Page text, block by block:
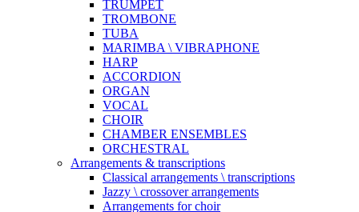
TRUMPET
TROMBONE
TUBA
MARIMBA \ VIBRAPHONE
HARP
ACCORDION
ORGAN
VOCAL
CHOIR
CHAMBER ENSEMBLES
ORCHESTRAL
Arrangements & transcriptions
Classical arrangements \ transcriptions
Jazzy \ crossover arrangements
Arrangements for choir